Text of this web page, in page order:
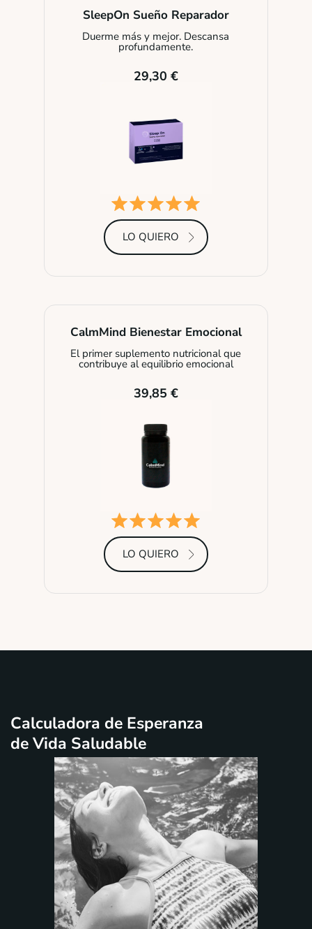
SleepOn Sueño Reparador
Duerme más y mejor. Descansa
profundamente.
29,30 €
LO QUIERO
CalmMind Bienestar Emocional
El primer suplemento nutricional que
contribuye al equilibrio emocional
39,85 €
LO QUIERO
Calculadora de Esperanza
de Vida Saludable